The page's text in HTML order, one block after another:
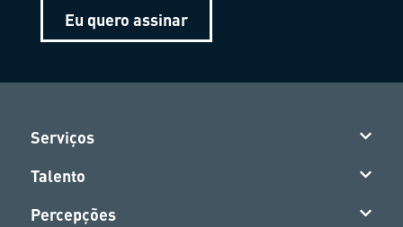
Eu quero assinar
Serviços
Talento
Percepções